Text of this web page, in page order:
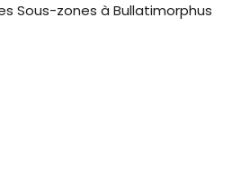
Sous-zones à Bullatimorphus